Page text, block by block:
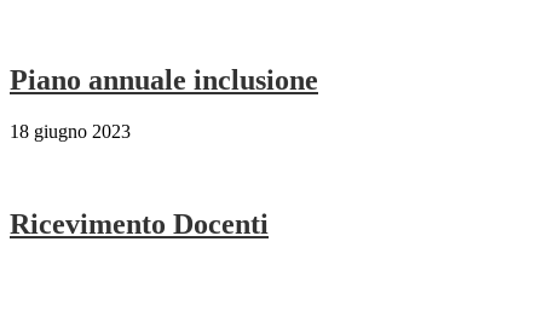
Piano annuale inclusione
18 giugno 2023
Ricevimento Docenti